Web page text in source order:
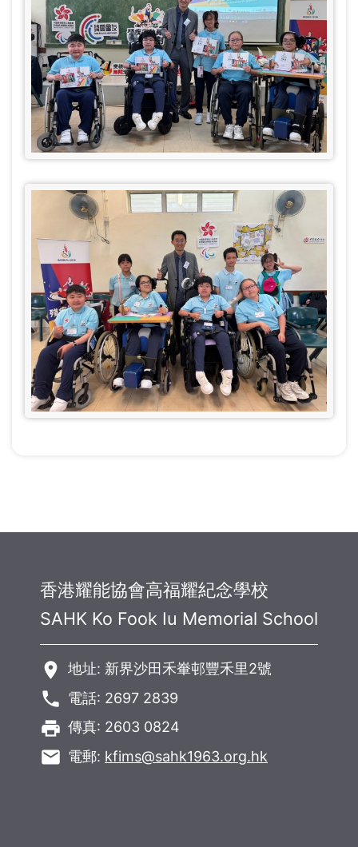
香港耀能協會高福耀紀念學校
SAHK Ko Fook Iu Memorial School
room 地址: 新界沙田禾輋邨豐禾里2號
phone 電話: 2697 2839
local_printshop 傳真: 2603 0824
email 電郵: kfims@sahk1963.org.hk